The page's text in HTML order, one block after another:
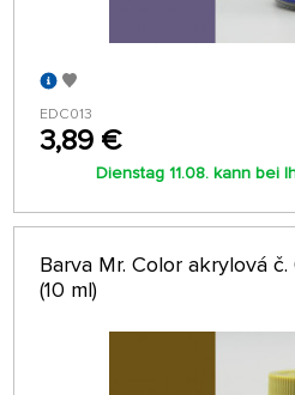
EDC013
3,89 €
Dienstag 11.08. kann bei
Barva Mr. Color akrylová
(10 ml)